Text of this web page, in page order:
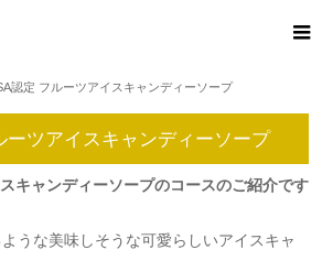
認定 フルーツアイスキャンディーソープ
ーツアイスキャンディーソープ
キャンディーソープのコースのご紹介です
うな美味しそうな可愛らしいアイスキャ